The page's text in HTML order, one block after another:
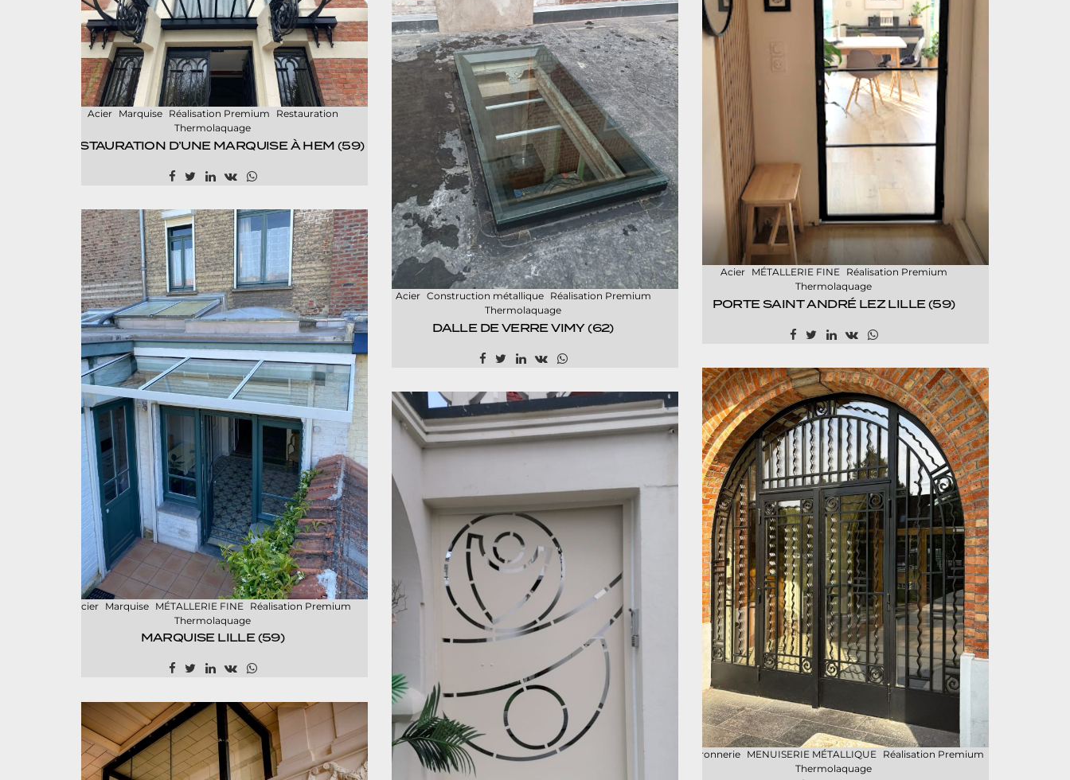
Acier Marquise Réalisation Premium
Restauration
Thermolaquage
RESTAURATION D’UNE MARQUISE À HEM (59)
Acier Construction métallique
Réalisation Premium
Thermolaquage
DALLE DE VERRE VIMY (62)
Acier MÉTALLERIE FINE
Réalisation Premium
Thermolaquage
PORTE SAINT ANDRÉ LEZ LILLE (59)
Acier Marquise MÉTALLERIE FINE
Réalisation Premium
Thermolaquage
MARQUISE LILLE (59)
Ferronnerie MENUISERIE MÉTALLIQUE
Réalisation Premium
Thermolaquage